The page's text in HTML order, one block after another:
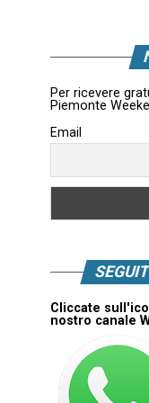
Per ricevere
Piemonte
Email
Cliccate
nostro canale